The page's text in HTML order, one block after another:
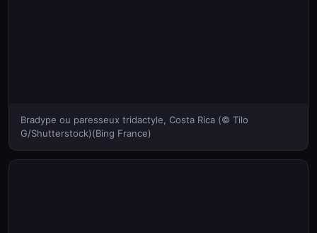
Bradype ou paresseux tridactyle, Costa Rica (© Tilo
G/Shutterstock)(Bing France)